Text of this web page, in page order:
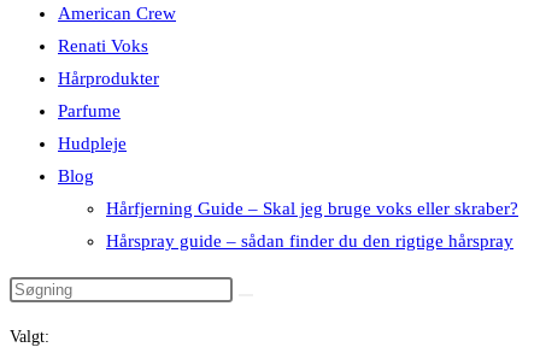
American Crew
Renati Voks
Hårprodukter
Parfume
Hudpleje
Blog
Hårfjerning Guide – Skal jeg bruge voks eller skraber?
Hårspray guide – sådan finder du den rigtige hårspray
Valgt: